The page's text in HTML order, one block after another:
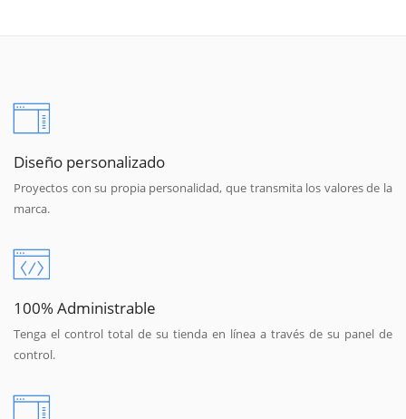
Diseño personalizado
Proyectos con su propia personalidad, que transmita los valores de la
marca.
100% Administrable
Tenga el control total de su tienda en línea a través de su panel de
control.